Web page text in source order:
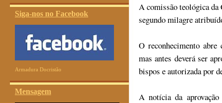
Siga-nos no Facebook
Armadura Docristão
Mensagem
A comissão teológica da
segundo milagre
O reconhecimento abre
mas antes deverá ser
bispos e autorizada por
A notícia da